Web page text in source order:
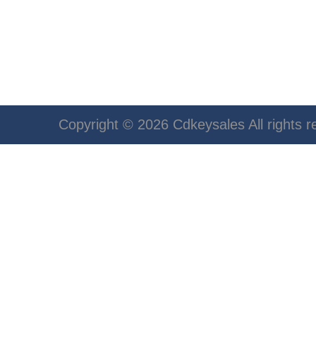
Copyright © 2026 Cdkeysales All rights